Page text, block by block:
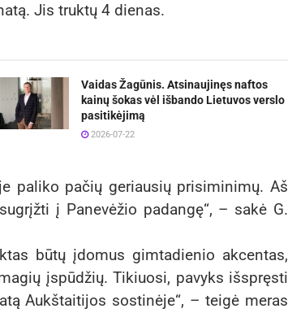
Jis truktų 4 dienas.
Vaidas Žagūnis. Atsinaujinęs naftos
kainų šokas vėl išbando Lietuvos verslo
pasitikėjimą
2026-07-22
paliko pačių geriausių prisiminimų. Aš
į Panevėžio padangę“, – sakė G.
būtų įdomus gimtadienio akcentas,
įspūdžių. Tikiuosi, pavyks išspręsti
Aukštaitijos sostinėje“, – teigė meras